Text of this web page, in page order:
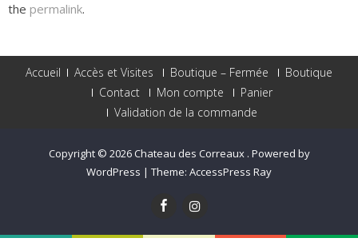
the permalink.
Accueil Accès et Visites Boutique – Fermée
Boutique
Contact
Mon compte
Panier
Validation de la commande
Copyright © 2026Chateau des Correaux . Powered by
WordPress | Theme: AccessPress Ray